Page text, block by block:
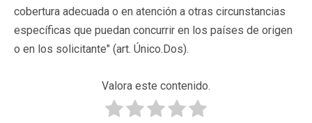
cobertura adecuada o en atención a otras circunstancias
específicas que puedan concurrir en los países de origen
o en los solicitante" (art. Único.Dos).
Valora este contenido.